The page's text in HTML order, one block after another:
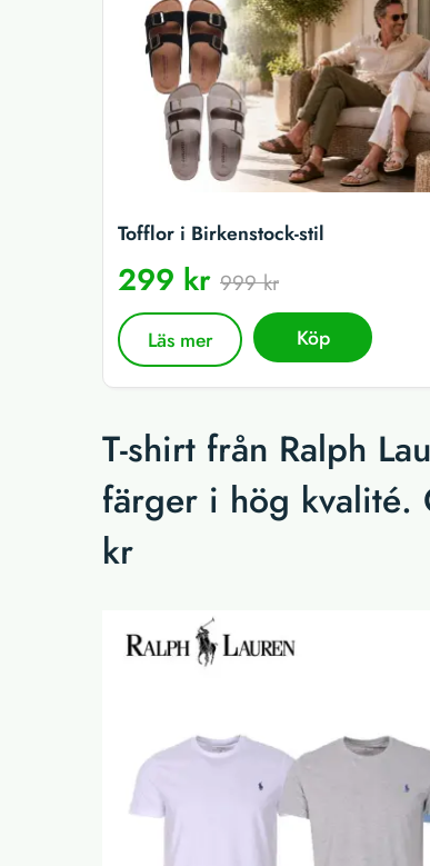
Tofflor i Birkenstock-stil
299 kr 999 kr
Läs mer Köp
T-shirt från Ralph
färger i hög
kr